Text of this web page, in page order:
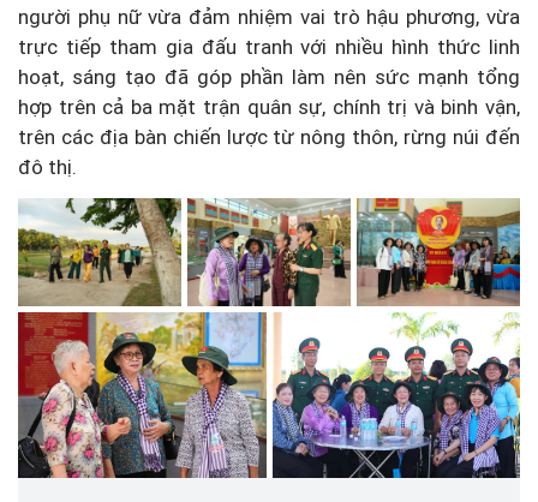
người phụ nữ vừa đảm nhiệm vai trò hậu phương, vừa
trực tiếp tham gia đấu tranh với nhiều hình thức linh
hoạt, sáng tạo đã góp phần làm nên sức mạnh tổng
hợp trên cả ba mặt trận quân sự, chính trị và binh vận,
trên các địa bàn chiến lược từ nông thôn, rừng núi đến
đô thị.